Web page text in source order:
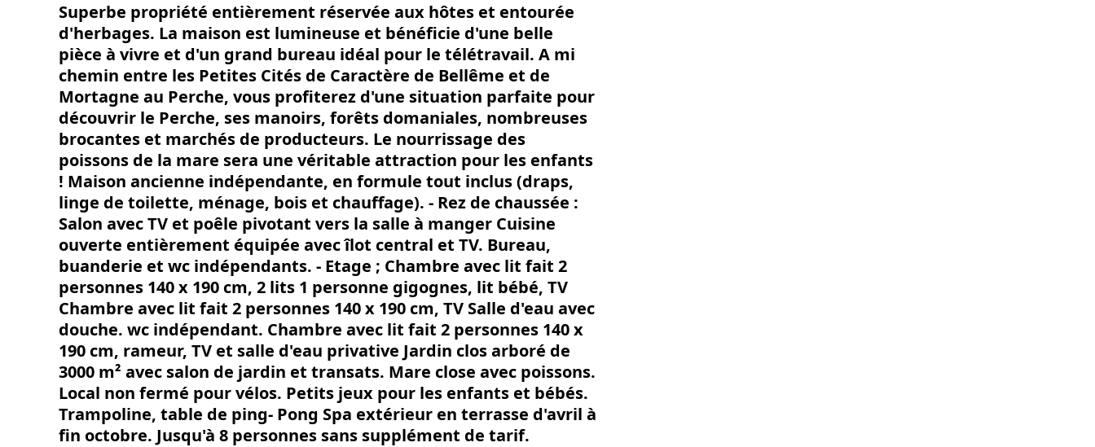
Superbe propriété entièrement réservée aux hôtes et entourée
d'herbages. La maison est lumineuse et bénéficie d'une belle
pièce à vivre et d'un grand bureau idéal pour le télétravail. A mi
chemin entre les Petites Cités de Caractère de Bellême et de
Mortagne au Perche, vous profiterez d'une situation parfaite pour
découvrir le Perche, ses manoirs, forêts domaniales, nombreuses
brocantes et marchés de producteurs. Le nourrissage des
poissons de la mare sera une véritable attraction pour les enfants
! Maison ancienne indépendante, en formule tout inclus (draps,
linge de toilette, ménage, bois et chauffage). - Rez de chaussée :
Salon avec TV et poêle pivotant vers la salle à manger Cuisine
ouverte entièrement équipée avec îlot central et TV. Bureau,
buanderie et wc indépendants. - Etage ; Chambre avec lit fait 2
personnes 140 x 190 cm, 2 lits 1 personne gigognes, lit bébé, TV
Chambre avec lit fait 2 personnes 140 x 190 cm, TV Salle d'eau avec
douche. wc indépendant. Chambre avec lit fait 2 personnes 140 x
190 cm, rameur, TV et salle d'eau privative Jardin clos arboré de
3000 m² avec salon de jardin et transats. Mare close avec poissons.
Local non fermé pour vélos. Petits jeux pour les enfants et bébés.
Trampoline, table de ping- Pong Spa extérieur en terrasse d'avril à
fin octobre. Jusqu'à 8 personnes sans supplément de tarif.